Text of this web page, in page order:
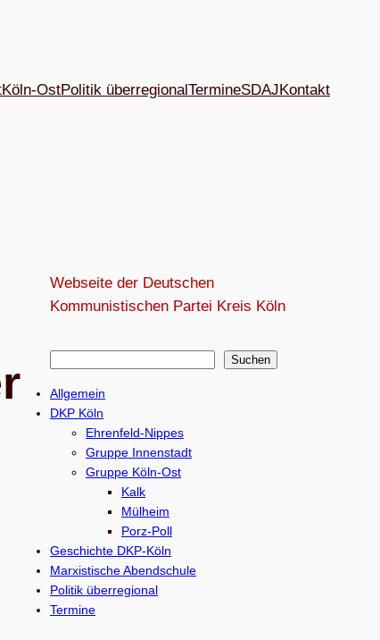
Köln-OstPolitik überregionalTermineSDAJKon­takt
Webseite der Deutschen
Kommunistischen Partei Kreis Köln
c
Suchen
Allgemein
DKP Köln
Ehrenfeld-Nippes
Gruppe Innenstadt
Gruppe Köln-Ost
Kalk
Mülheim
Porz-Poll
Geschichte DKP-Köln
Marxistische Abendschule
Politik überregional
Termine